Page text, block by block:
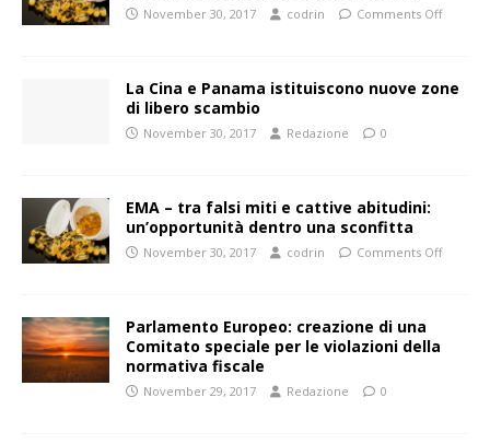
November 30, 2017 codrin Comments Off
La Cina e Panama istituiscono nuove zone
di libero scambio
November 30, 2017 Redazione 0
EMA – tra falsi miti e cattive abitudini:
un’opportunità dentro una sconfitta
November 30, 2017 codrin Comments Off
Parlamento Europeo: creazione di una
Comitato speciale per le violazioni della
normativa fiscale
November 29, 2017 Redazione 0